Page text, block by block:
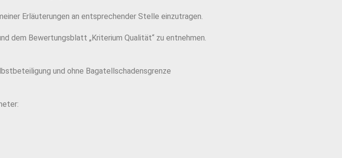
Erläuterungen an entsprechender Stelle einzutragen.
dem Bewertungsblatt „Kriterium Qualität“ zu entnehmen.
und ohne Bagatellschadensgrenze